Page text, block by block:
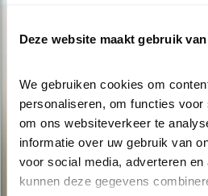
Deze website maakt gebruik
We gebruiken cookies om
personaliseren, om functies
om ons websiteverkeer te
informatie over uw gebruik van
voor social media, adverteren
kunnen deze gegevens